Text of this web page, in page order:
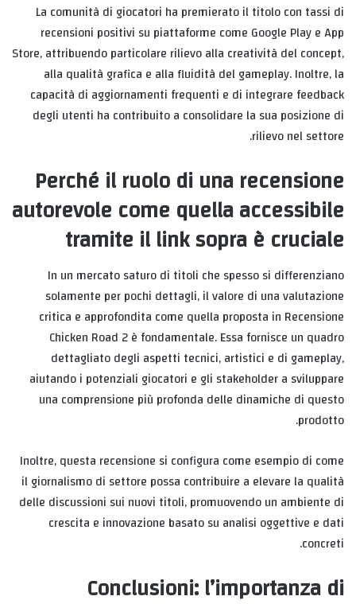
La comunità di giocatori ha premierato il titolo con tassi di
recensioni positivi su piattaforme come Google Play e App
Store, attribuendo particolare rilievo alla creatività del concept,
alla qualità grafica e alla fluidità del gameplay. Inoltre, la
capacità di aggiornamenti frequenti e di integrare feedback
degli utenti ha contribuito a consolidare la sua posizione di
rilievo nel settore.
Perché il ruolo di una recensione
autorevole come quella accessibile
tramite il link sopra è cruciale
In un mercato saturo di titoli che spesso si differenziano
solamente per pochi dettagli, il valore di una valutazione
critica e approfondita come quella proposta in Recensione
Chicken Road 2 è fondamentale. Essa fornisce un quadro
dettagliato degli aspetti tecnici, artistici e di gameplay,
aiutando i potenziali giocatori e gli stakeholder a sviluppare
una comprensione più profonda delle dinamiche di questo
prodotto.
Inoltre, questa recensione si configura come esempio di come
il giornalismo di settore possa contribuire a elevare la qualità
delle discussioni sui nuovi titoli, promuovendo un ambiente di
crescita e innovazione basato su analisi oggettive e dati
concreti.
Conclusioni: l’importanza di